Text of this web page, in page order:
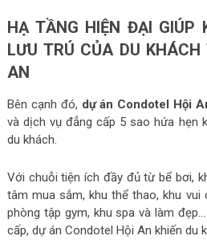
HẠ TẦNG HIỆN ĐẠI GIÚP
LƯU TRÚ CỦA DU KHÁCH
AN
Bên cạnh đó, dự án Condotel Hội
và dịch vụ đẳng cấp 5 sao hứa hẹn
du khách.
Với chuỗi tiện ích đầy đủ từ bể bơi,
tâm mua sắm, khu thể thao, khu vui
phòng tập gym, khu spa và làm
cấp, dự án Condotel Hội An khiến du